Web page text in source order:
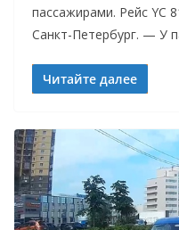
пассажирами. Рейс YC
Санкт-Петербург. — У
Читайте далее